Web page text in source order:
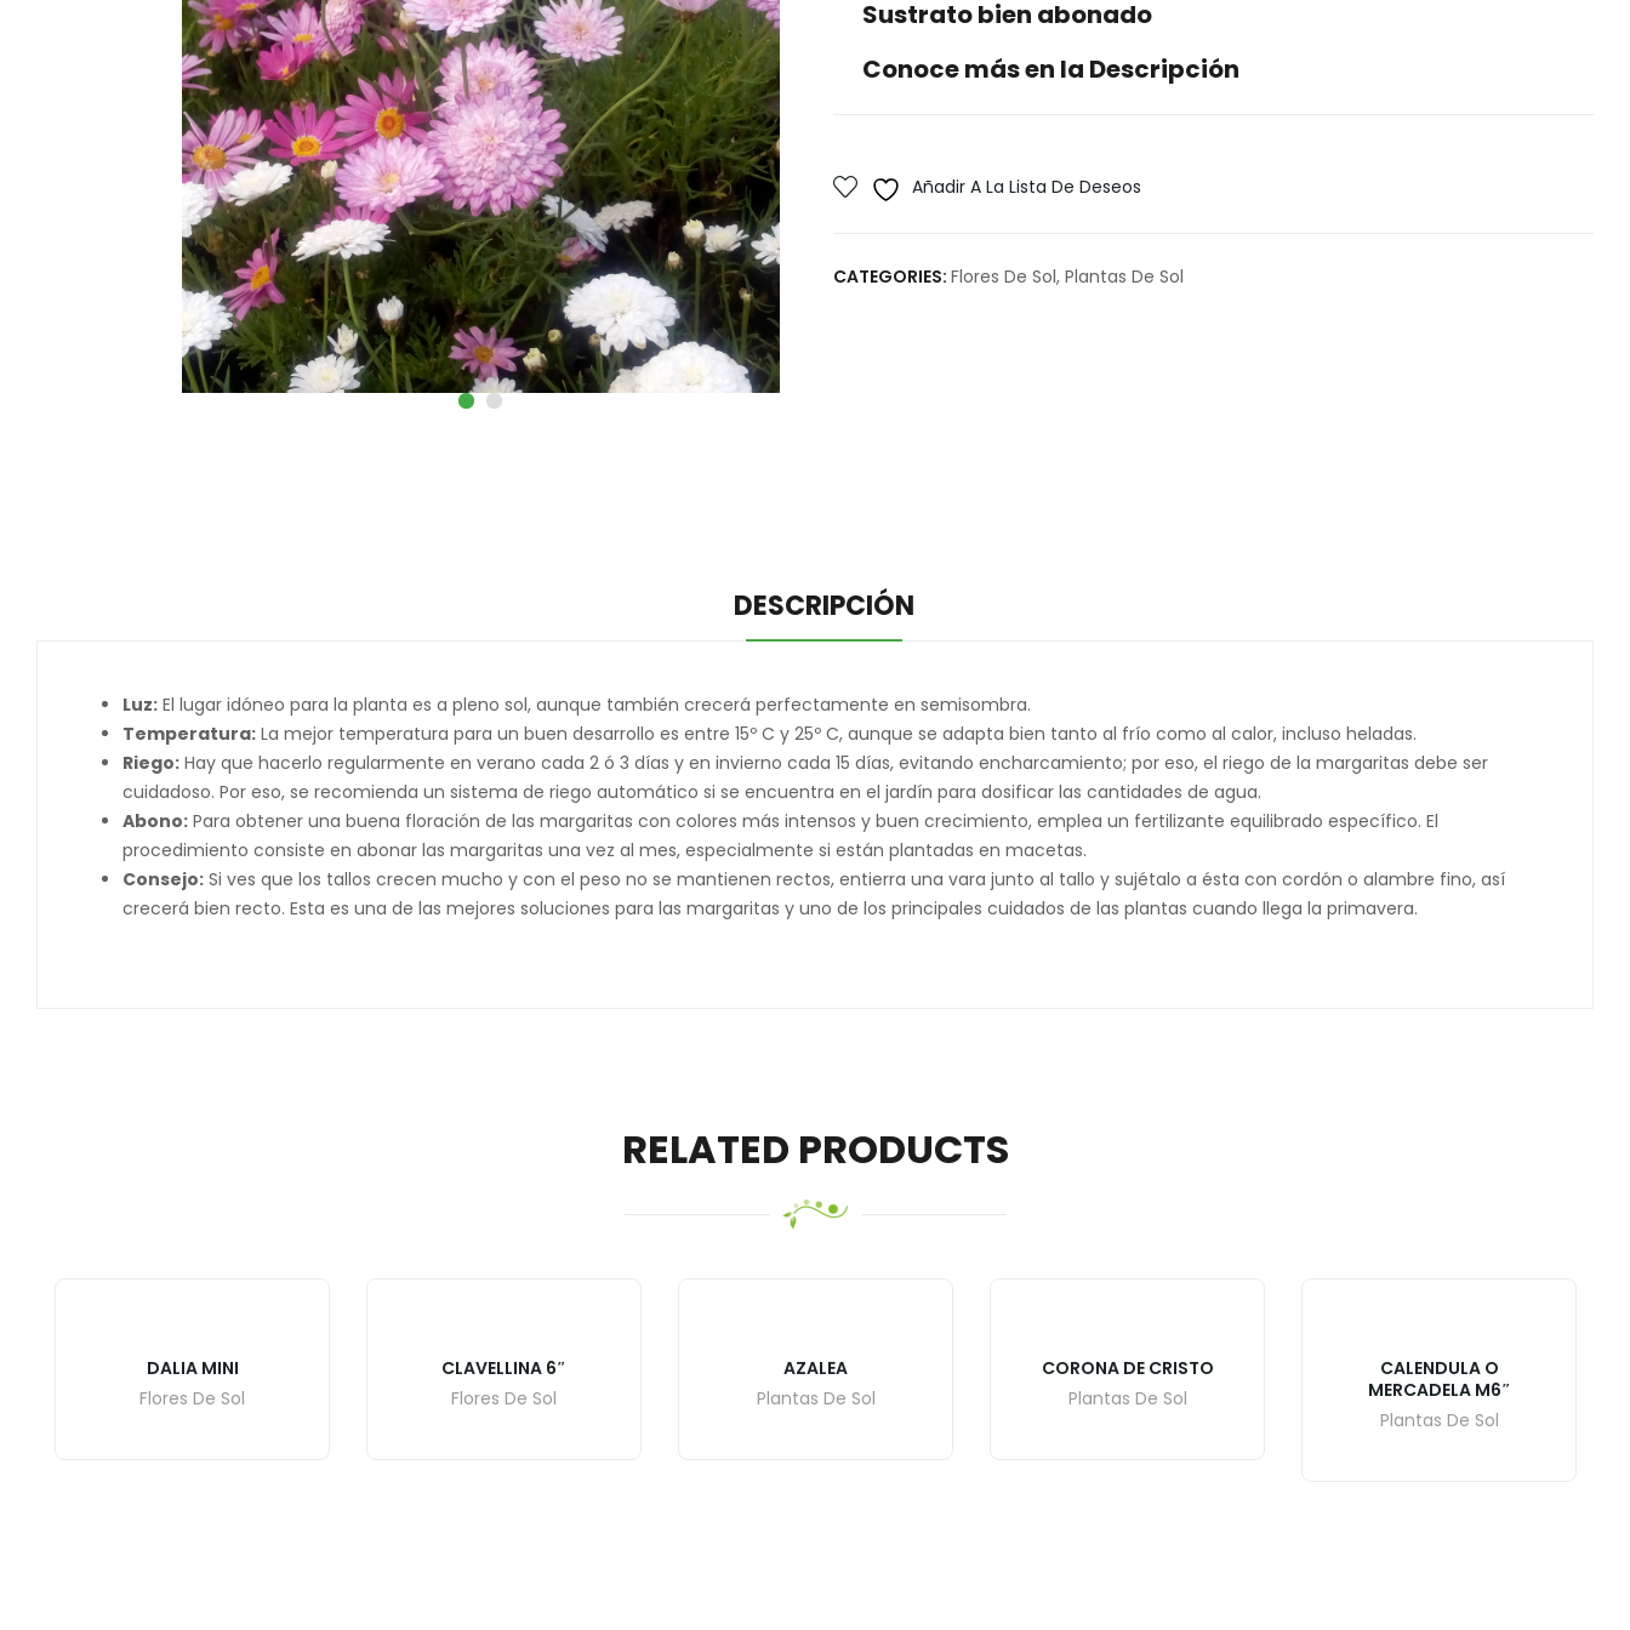
Sustrato bien abonado
Conoce más en la Descripción
Añadir A La Lista De Deseos
CATEGORIES: Flores De Sol, Plantas De Sol
DESCRIPCIÓN
Luz: El lugar idóneo para la planta es a pleno sol, aunque también crecerá perfectamente en semisombra.
Temperatura: La mejor temperatura para un buen desarrollo es entre 15º C y 25º C, aunque se adapta bien tanto al frío como al calor, incluso heladas.
Riego: Hay que hacerlo regularmente en verano cada 2 ó 3 días y en invierno cada 15 días, evitando encharcamiento; por eso, el riego de la margaritas debe ser
cuidadoso. Por eso, se recomienda un sistema de riego automático si se encuentra en el jardín para dosificar las cantidades de agua.
Abono: Para obtener una buena floración de las margaritas con colores más intensos y buen crecimiento, emplea un fertilizante equilibrado específico. El
procedimiento consiste en abonar las margaritas una vez al mes, especialmente si están plantadas en macetas.
Consejo: Si ves que los tallos crecen mucho y con el peso no se mantienen rectos, entierra una vara junto al tallo y sujétalo a ésta con cordón o alambre fino, así
crecerá bien recto. Esta es una de las mejores soluciones para las margaritas y uno de los principales cuidados de las plantas cuando llega la primavera.
RELATED PRODUCTS
DALIA MINI
Flores De Sol
CLAVELLINA 6″
Flores De Sol
AZALEA
Plantas De Sol
CORONA DE CRISTO
Plantas De Sol
CALENDULA O
MERCADELA M6″
Plantas De Sol